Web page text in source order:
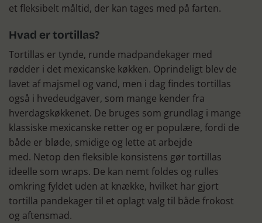
et fleksibelt måltid, der kan tages med på farten.
Hvad er tortillas?
Tortillas er tynde, runde madpandekager med
rødder i det mexicanske køkken. Oprindeligt blev de
lavet af majsmel og vand, men i dag findes tortillas
også i hvedeudgaver, som mange kender fra
hverdagskøkkenet. De bruges som grundlag i mange
klassiske mexicanske retter og er populære, fordi de
både er bløde, smidige og lette at arbejde
med. Netop den fleksible konsistens gør tortillas
ideelle som wraps. De kan nemt foldes og rulles
omkring fyldet uden at knække, hvilket har gjort
tortilla pandekager til et oplagt valg til både frokost
og aftensmad.